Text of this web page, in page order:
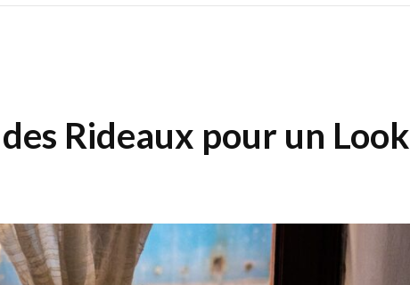
Rideaux pour un Look